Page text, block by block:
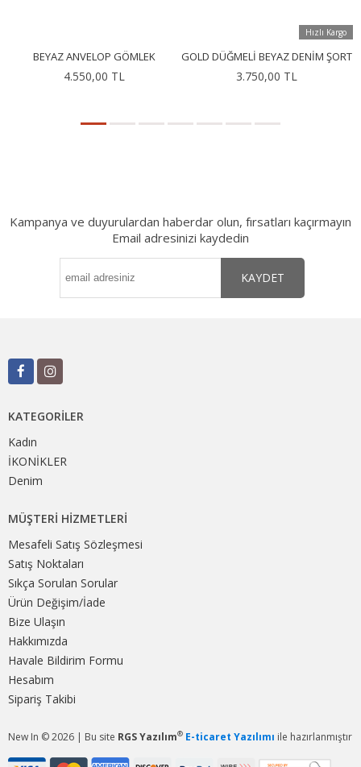
BEYAZ ANVELOP GÖMLEK
4.550,00 TL
Hızlı Kargo
GOLD DÜĞMELI BEYAZ DENIM ŞORT
3.750,00 TL
Kampanya ve duyurulardan haberdar olun, fırsatları kaçırmayın
Email adresinizi kaydedin
KAYDET
KATEGORILER
Kadın
İKONİKLER
Denim
MÜŞTERI HIZMETLERI
Mesafeli Satış Sözleşmesi
Satış Noktaları
Sıkça Sorulan Sorular
Ürün Değişim/İade
Bize Ulaşın
Hakkımızda
Havale Bildirim Formu
Hesabım
Sipariş Takibi
New In © 2026 | Bu site RGS Yazılım® E-ticaret Yazılımı ile hazırlanmıştır